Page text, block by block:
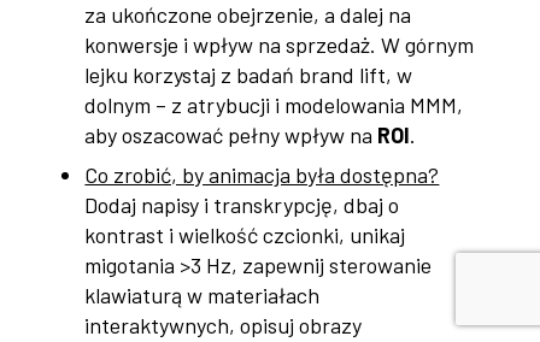
za ukończone obejrzenie, a dalej na
konwersje i wpływ na sprzedaż. W górnym
lejku korzystaj z badań brand lift, w
dolnym – z atrybucji i modelowania MMM,
aby oszacować pełny wpływ na ROI.
Co zrobić, by animacja była dostępna?
Dodaj napisy i transkrypcję, dbaj o
kontrast i wielkość czcionki, unikaj
migotania >3 Hz, zapewnij sterowanie
klawiaturą w materiałach
interaktywnych, opisuj obrazy